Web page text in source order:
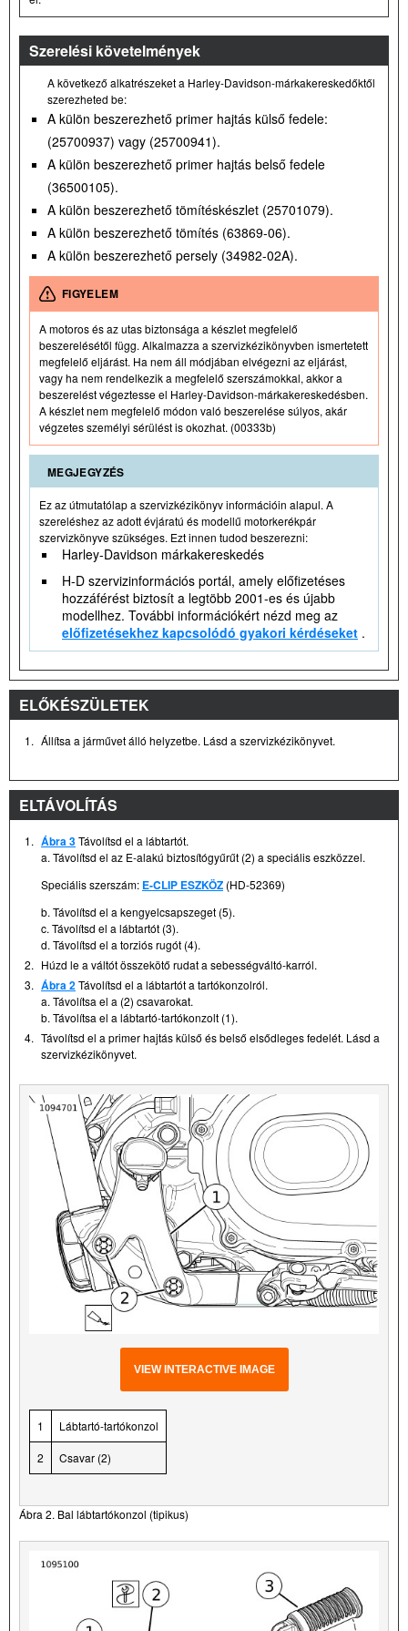
Szerelési követelmények
A következő alkatrészeket a Harley-Davidson-márkakereskedőktől
szerezheted be:
A külön beszerezhető primer hajtás külső fedele:
(25700937) vagy (25700941).
A külön beszerezhető primer hajtás belső fedele
(36500105).
A külön beszerezhető tömítéskészlet (25701079).
A külön beszerezhető tömítés (63869-06).
A külön beszerezhető persely (34982-02A).
FIGYELEM
A motoros és az utas biztonsága a készlet megfelelő
beszerelésétől függ. Alkalmazza a szervizkézikönyvben ismertetett
megfelelő eljárást. Ha nem áll módjában elvégezni az eljárást,
vagy ha nem rendelkezik a megfelelő szerszámokkal, akkor a
beszerelést végeztesse el Harley-Davidson-márkakereskedésben.
A készlet nem megfelelő módon való beszerelése súlyos, akár
végzetes személyi sérülést is okozhat. (00333b)
MEGJEGYZÉS
Ez az útmutatólap a szervizkézikönyv információin alapul. A
szereléshez az adott évjáratú és modellű motorkerékpár
szervizkönyve szükséges. Ezt innen tudod beszerezni:
Harley-Davidson márkakereskedés
H-D szervizinformációs portál, amely előfizetéses
hozzáférést biztosít a legtöbb 2001-es és újabb
modellhez. További információkért nézd meg az
előfizetésekhez kapcsolódó gyakori kérdéseket .
ELŐKÉSZÜLETEK
1. Állítsa a járművet álló helyzetbe. Lásd a szervizkézikönyvet.
ELTÁVOLÍTÁS
1. Ábra 3Távolítsd el a lábtartót.
a. Távolítsd el az E-alakú biztosítógyűrűt (2) a speciális eszközzel.
Speciális szerszám: E-CLIP ESZKÖZ (HD-52369)
b. Távolítsd el a kengyelcsapszeget (5).
c. Távolítsd el a lábtartót (3).
d. Távolítsd el a torziós rugót (4).
2. Húzd le a váltót összekötő rudat a sebességváltó-karról.
3. Ábra 2Távolítsd el a lábtartót a tartókonzolról.
a. Távolítsa el a (2) csavarokat.
b. Távolítsa el a lábtartó-tartókonzolt (1).
4. Távolítsd el a primer hajtás külső és belső elsődleges fedelét. Lásd a
szervizkézikönyvet.
VIEW INTERACTIVE IMAGE
1 Lábtartó-tartókonzol
2 Csavar (2)
Ábra 2. Bal lábtartókonzol (tipikus)